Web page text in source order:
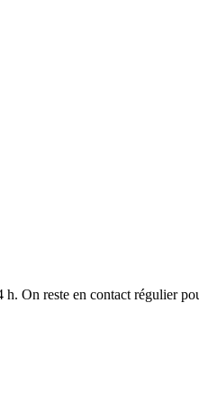
On reste en contact régulier